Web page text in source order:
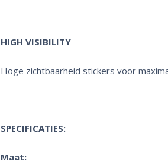
HIGH VISIBILITY
Hoge zichtbaarheid stickers voor
SPECIFICATIES:
Maat: